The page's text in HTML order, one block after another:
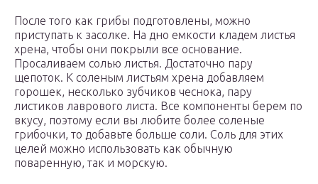
После того как грибы подготовлены, можно
приступать к засолке. На дно емкости кладем листья
хрена, чтобы они покрыли все основание.
Просаливаем солью листья. Достаточно пару
щепоток. К соленым листьям хрена добавляем
горошек, несколько зубчиков чеснока, пару
листиков лаврового листа. Все компоненты берем по
вкусу, поэтому если вы любите более соленые
грибочки, то добавьте больше соли. Соль для этих
целей можно использовать как обычную
поваренную, так и морскую.